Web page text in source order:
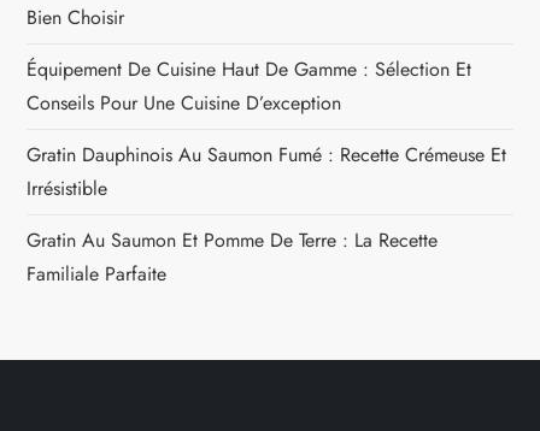
Bien Choisir
Équipement De Cuisine Haut De Gamme : Sélection Et
Conseils Pour Une Cuisine D’exception
Gratin Dauphinois Au Saumon Fumé : Recette Crémeuse Et
Irrésistible
Gratin Au Saumon Et Pomme De Terre : La Recette
Familiale Parfaite